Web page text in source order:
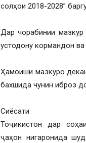
солҳои 2018-2028”
Дар чорабинии
устодону кормандон
Ҳамоиши мазкуро
бахшида чунин иброз
Тоҷикистон дар
ҷаҳон нигаронида